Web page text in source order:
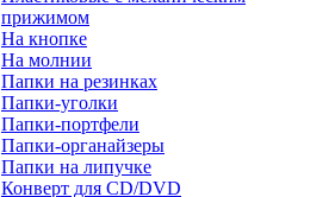
прижимом
На кнопке
На молнии
Папки на резинках
Папки-уголки
Папки-портфели
Папки-органайзеры
Папки на липучке
Конверт для CD/DVD